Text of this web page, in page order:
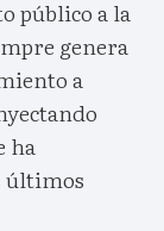
público a la
genera
a
ha
últimos